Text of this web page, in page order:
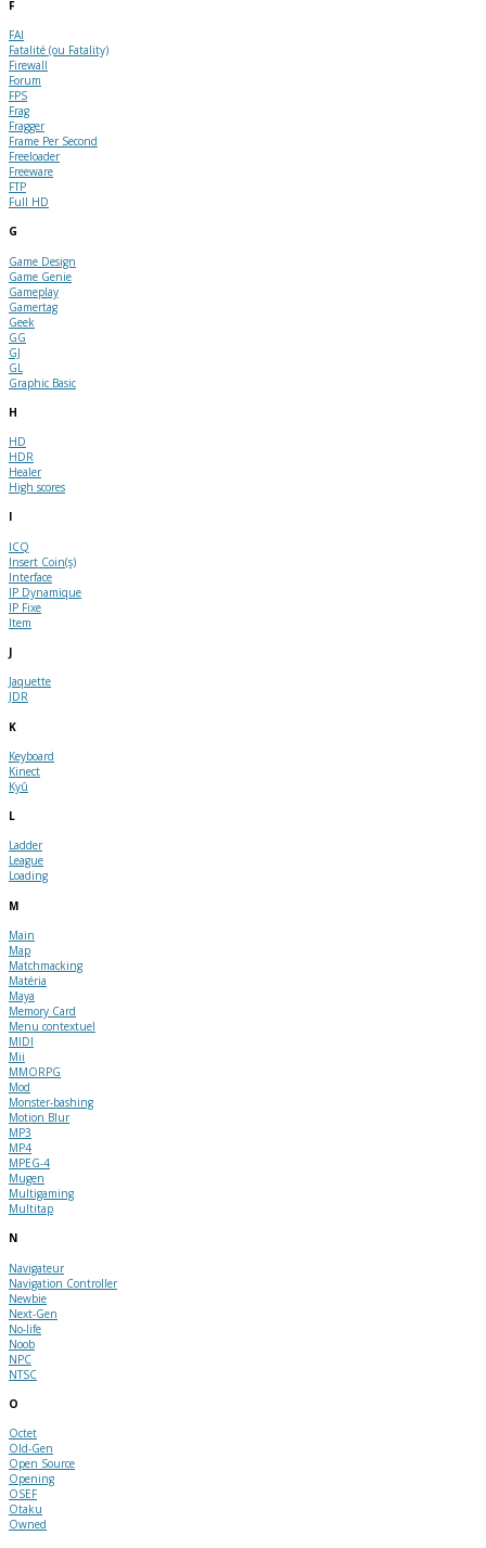
F
FAI
Fatalité (ou Fatality)
Firewall
Forum
FPS
Frag
Fragger
Frame Per Second
Freeloader
Freeware
FTP
Full HD
G
Game Design
Game Genie
Gameplay
Gamertag
Geek
GG
GJ
GL
Graphic Basic
H
HD
HDR
Healer
High scores
I
ICQ
Insert Coin(s)
Interface
IP Dynamique
IP Fixe
Item
J
Jaquette
JDR
K
Keyboard
Kinect
Kyû
L
Ladder
League
Loading
M
Main
Map
Matchmacking
Matéria
Maya
Memory Card
Menu contextuel
MIDI
Mii
MMORPG
Mod
Monster-bashing
Motion Blur
MP3
MP4
MPEG-4
Mugen
Multigaming
Multitap
N
Navigateur
Navigation Controller
Newbie
Next-Gen
No-life
Noob
NPC
NTSC
O
Octet
Old-Gen
Open Source
Opening
OSEF
Otaku
Owned